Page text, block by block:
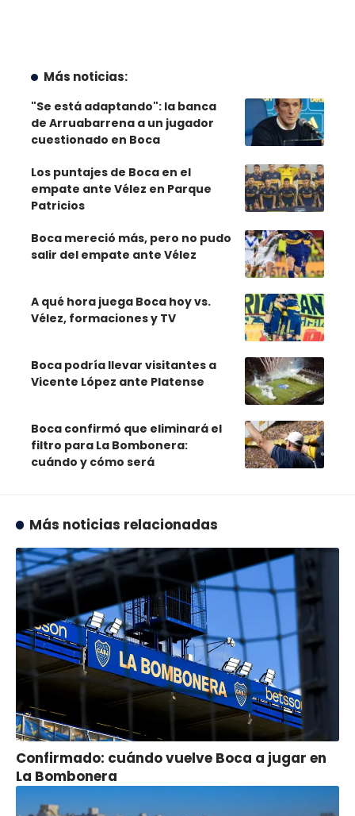
Más noticias:
"Se está adaptando": la banca
de Arruabarrena a un jugador
cuestionado en Boca
Los puntajes de Boca en el
empate ante Vélez en Parque
Patricios
Boca mereció más, pero no pudo
salir del empate ante Vélez
A qué hora juega Boca hoy vs.
Vélez, formaciones y TV
Boca podría llevar visitantes a
Vicente López ante Platense
Boca confirmó que eliminará el
filtro para La Bombonera:
cuándo y cómo será
Más noticias relacionadas
Confirmado: cuándo vuelve Boca a jugar en
La Bombonera